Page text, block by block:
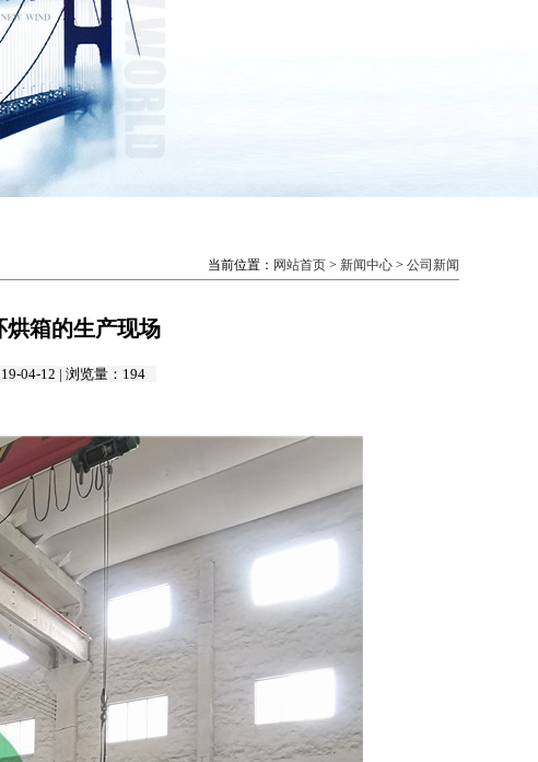
当前位置： 网站首页 > 新闻中心 > 公司新闻
烘箱的生产现场
04-12 | 浏览量： 194